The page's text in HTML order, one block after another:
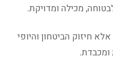
מכילה ומדויקת.
חיזוק הביטחון והיופי
ומכבדת.